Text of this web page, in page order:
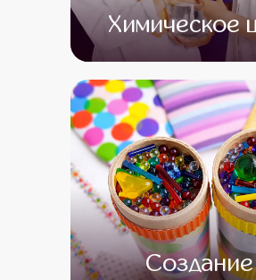
Химическое
от 0 от
Создание